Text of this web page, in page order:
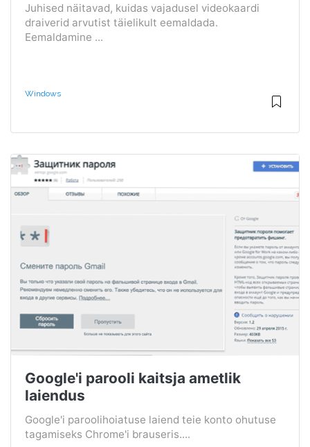
Juhised näitavad, kuidas vajadusel videokaardi
draiverid arvutist täielikult eemaldada.
Eemaldamine ...
Windows
Google'i parooli kaitsja ametlik
laiendus
Google'i paroolihoiatuse laiend teie konto ohutuse
tagamiseks Chrome'i brauseris....